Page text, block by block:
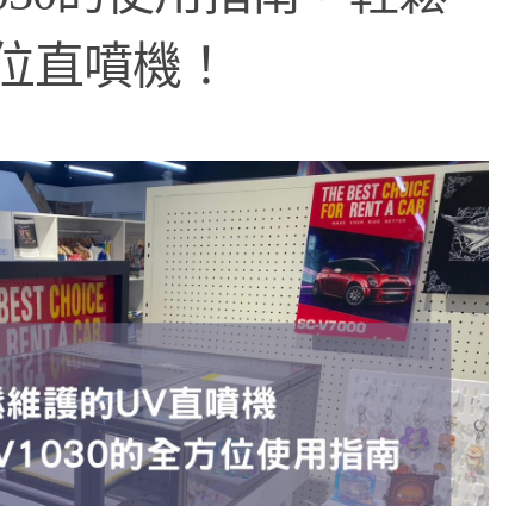
直噴機！